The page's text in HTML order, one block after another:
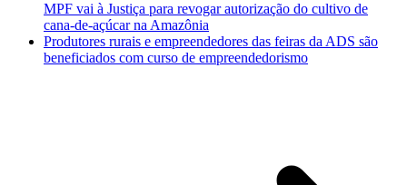
MPF vai à Justiça para revogar autorização do cultivo de
cana-de-açúcar na Amazônia
Produtores rurais e empreendedores das feiras da ADS são
beneficiados com curso de empreendedorismo